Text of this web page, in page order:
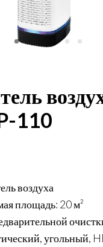
110
воздуха
площадь: 20 м²
угольный,